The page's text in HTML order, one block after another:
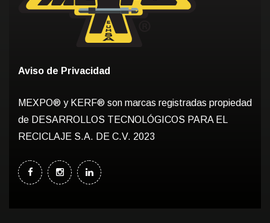
Aviso de Privacidad
MEXPO® y KERF® son marcas registradas propiedad
de DESARROLLOS TECNOLÓGICOS PARA EL
RECICLAJE S.A. DE C.V. 2023